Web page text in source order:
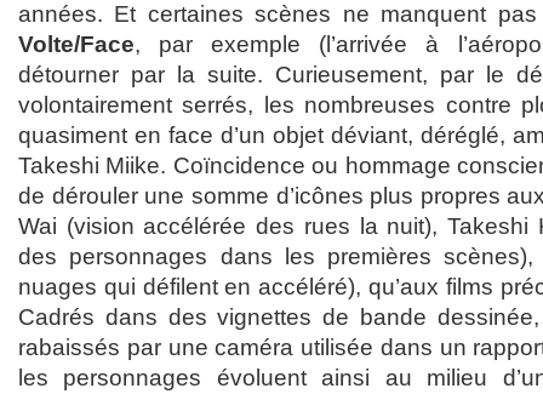
années. Et certaines scènes ne manquent
Volte/Face, par exemple (l’arrivée à
détourner par la suite. Curieusement, par le
volontairement serrés, les nombreuses contre
quasiment en face d’un objet déviant, déréglé,
Takeshi Miike. Coïncidence ou hommage
de dérouler une somme d’icônes plus propres
Wai (vision accélérée des rues la nuit), Takeshi
des personnages dans les premières
nuages qui défilent en accéléré), qu’aux films
Cadrés dans des vignettes de bande
rabaissés par une caméra utilisée dans un
les personnages évoluent ainsi au milieu